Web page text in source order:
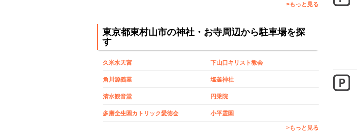
>もっと見る
東京都東村山市の神社・お寺周辺から駐車場を探
す
久米水天宮 下山口キリスト教会
角川源義墓 塩釜神社
清水観音堂 円乗院
多磨全生園カトリック愛徳会 小平霊園
>もっと見る